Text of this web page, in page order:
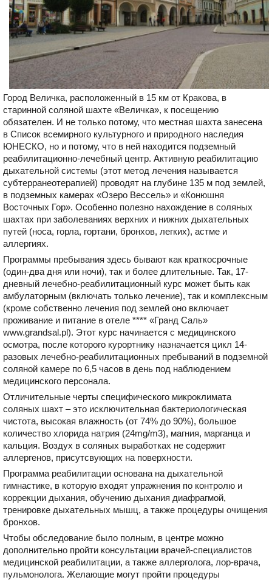
Город Величка, расположенный в 15 км от Кракова, в
старинной соляной шахте «Величка», к посещению
обязателен. И не только потому, что местная шахта занесена
в Список всемирного культурного и природного наследия
ЮНЕСКО, но и потому, что в ней находится подземный
реабилитационно-лечебный центр. Активную реабилитацию
дыхательной системы (этот метод лечения называется
субтерранеотерапией) проводят на глубине 135 м под землей,
в подземных камерах «Озеро Вессель» и «Конюшня
Восточных Гор». Особенно полезно нахождение в соляных
шахтах при заболеваниях верхних и нижних дыхательных
путей (носа, горла, гортани, бронхов, легких), астме и
аллергиях.
Программы пребывания здесь бывают как краткосрочные
(один-два дня или ночи), так и более длительные. Так, 17-
дневный лечебно-реабилитационный курс может быть как
амбулаторным (включать только лечение), так и комплексным
(кроме собственно лечения под землей оно включает
проживание и питание в отеле **** «Гранд Саль»
www.grandsal.pl). Этот курс начинается с медицинского
осмотра, после которого курортнику назначается цикл 14-
разовых лечебно-реабилитационных пребываний в подземной
соляной камере по 6,5 часов в день под наблюдением
медицинского персонала.
Отличительные черты специфического микроклимата
соляных шахт – это исключительная бактериологическая
чистота, высокая влажность (от 74% до 90%), большое
количество хлорида натрия (24mg/m3), магния, марганца и
кальция. Воздух в соляных выработках не содержит
аллергенов, присутсвующих на поверхности.
Программа реабилитации основана на дыхательной
гимнастике, в которую входят упражнения по контролю и
коррекции дыхания, обучению дыхания диафрагмой,
тренировке дыхательных мышц, а также процедуры очищения
бронхов.
Чтобы обследование было полным, в центре можно
дополнительно пройти консультации врачей-специалистов
медицинской реабилитации, а также аллерголога, лор-врача,
пульмонолога. Желающие могут пройти процедуры